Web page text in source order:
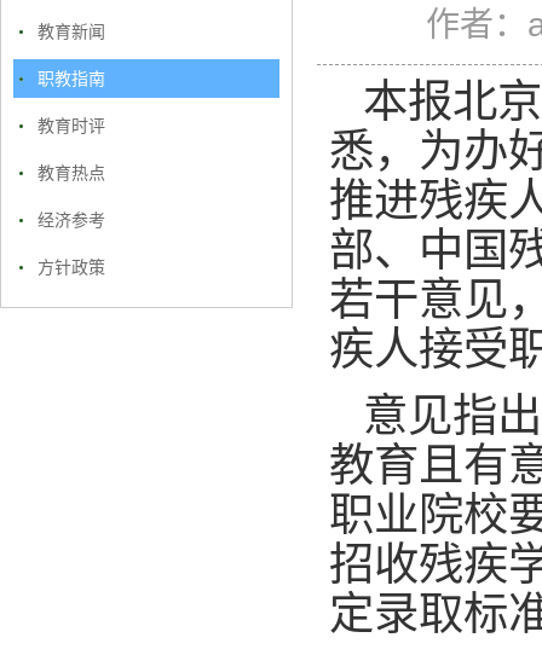
教育新闻
职教指南
教育时评
教育热点
经济参考
方针政策
作者：
本报北
悉，为办
推进残疾
部、中国
若干意见
疾人接受
意见指
教育且有
职业院校
招收残疾
定录取标